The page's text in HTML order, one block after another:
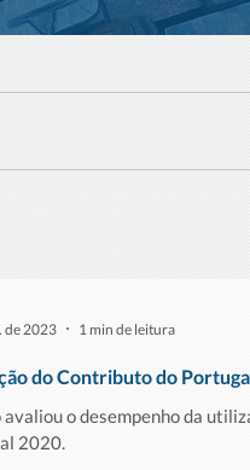
do Contributo do
avaliou o desempenho da
2020.
de 2023 1 min de leitura